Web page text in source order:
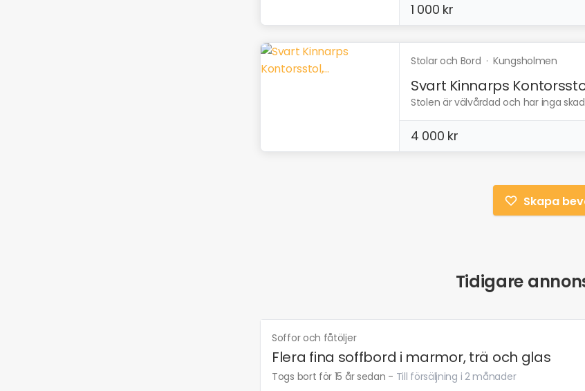
1 000 kr
Stolar och Bord · Kungsholmen
Svart Kinnarps
Stolen är välvårdad och har inga
4 000 kr
Skapa
Tidigare
Soffor och fåtöljer
Flera fina soffbord i marmor, trä och glas
Togs bort för 15 år sedan - Till försäljning i 2 månader